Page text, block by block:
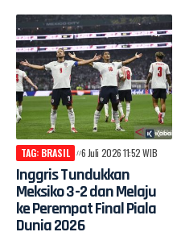
TAG: BRASIL 6 Juli 2026 11:52 WIB
Inggris Tundukkan
Meksiko 3-2 dan Melaju
ke Perempat Final Piala
Dunia 2026